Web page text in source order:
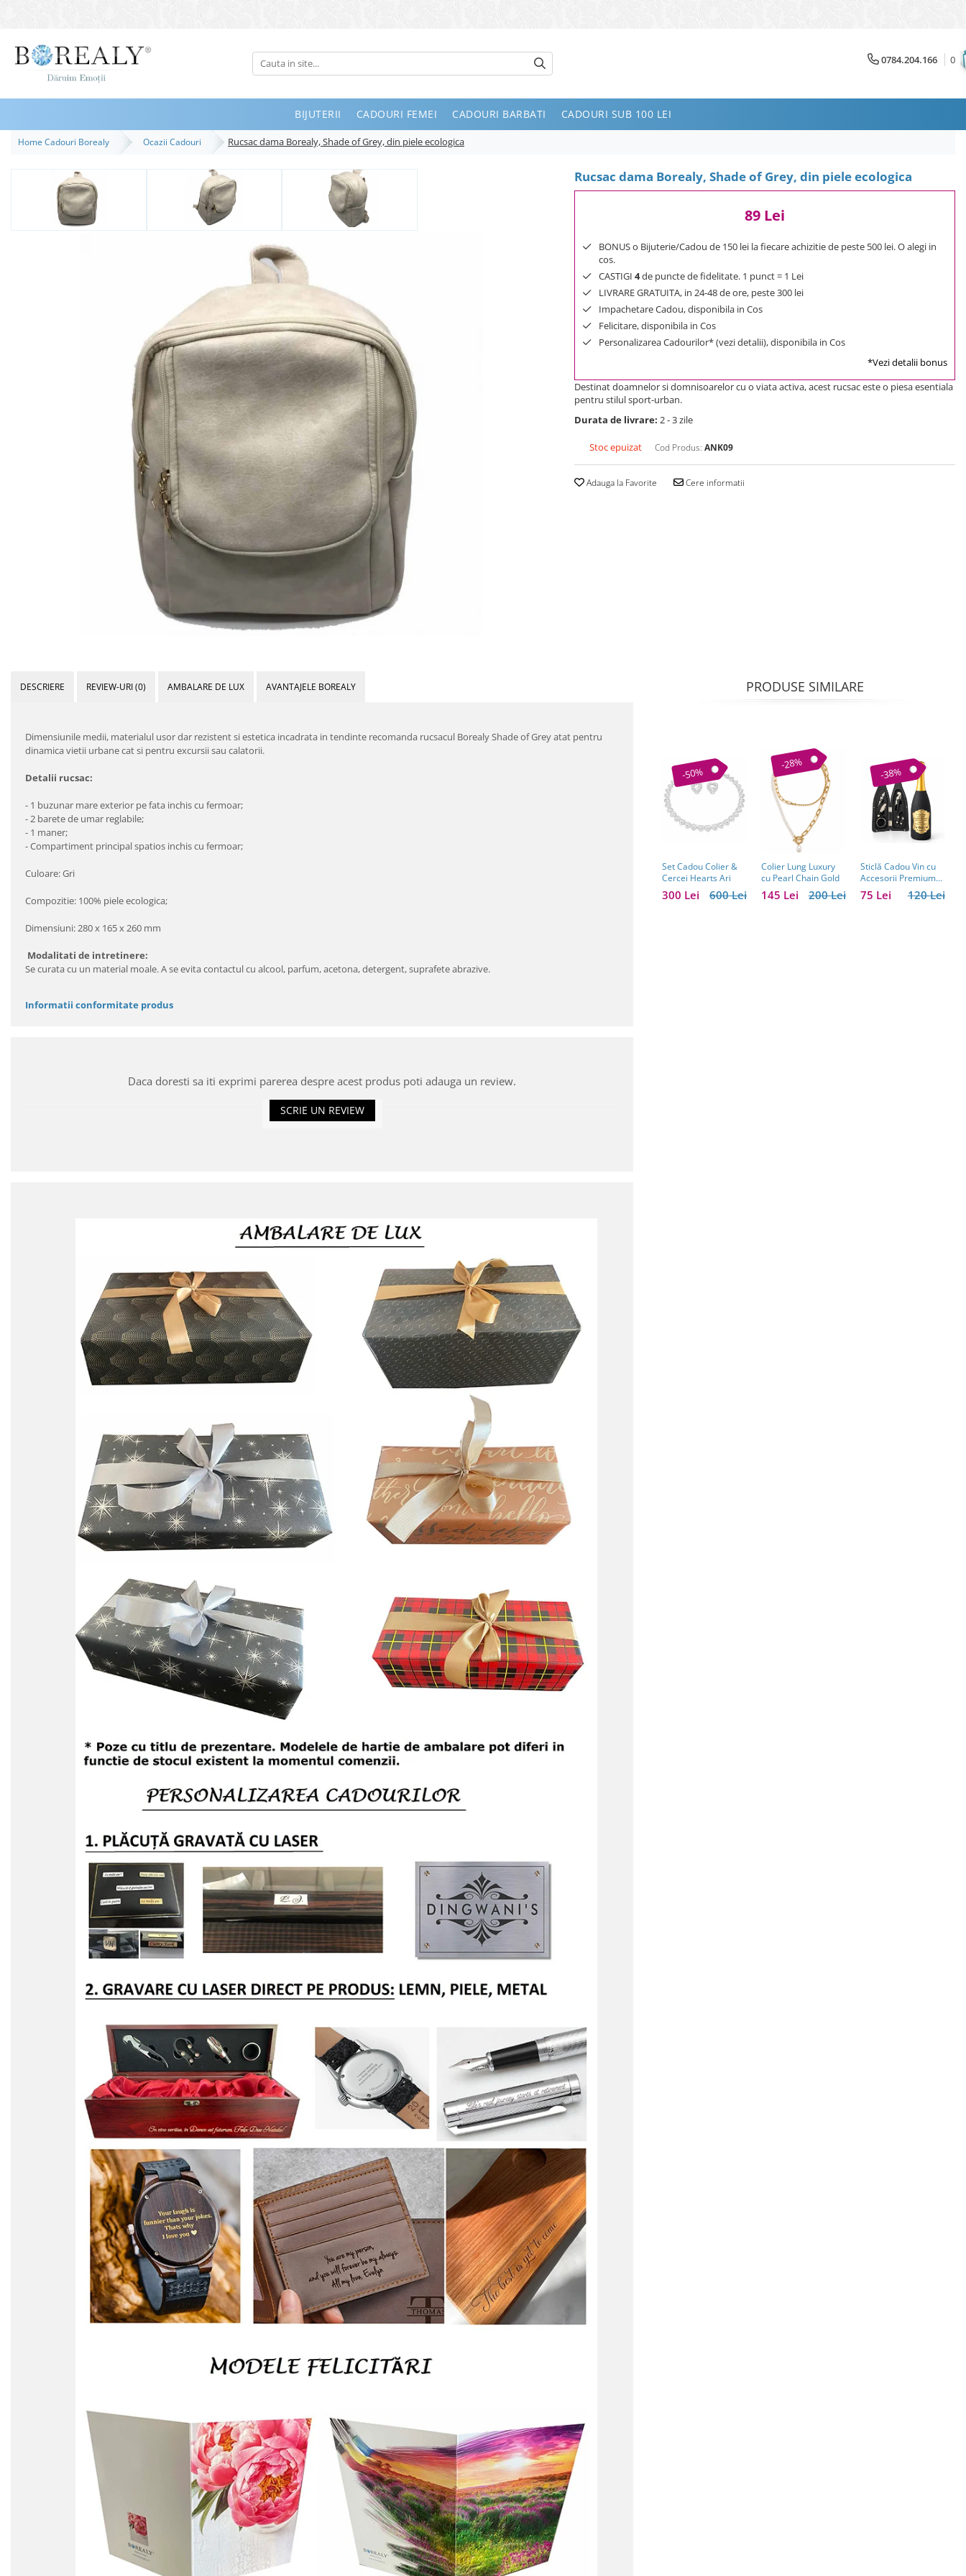
Bijuterii
Inele
Bratari
0784.204.166 0
BIJUTERII CADOURI FEMEI CADOURI BARBATI CADOURI SUB 100 LEI
Home Cadouri Borealy Ocazii Cadouri Rucsac dama Borealy, Shade of Grey, din piele ecologica
Rucsac dama Borealy, Shade of Grey, din piele ecologica
89 Lei
BONUS o Bijuterie/Cadou de 150 lei la fiecare achizitie de peste 500 lei. O alegi in
cos.
CASTIGI 4de puncte de fidelitate. 1 punct = 1 Lei
LIVRARE GRATUITA, in 24-48 de ore, peste 300 lei
Impachetare Cadou, disponibila in Cos
Felicitare, disponibila in Cos
Personalizarea Cadourilor* (vezi detalii), disponibila in Cos
*Vezi detalii bonus
Destinat doamnelor si domnisoarelor cu o viata activa, acest rucsac este o piesa esentiala
pentru stilul sport-urban.
Durata de livrare: 2 - 3 zile
Stoc epuizat Cod Produs: ANK09
Adauga la Favorite Cere informatii
DESCRIERE REVIEW-URI(0) AMBALARE DE LUX AVANTAJELE BOREALY
Dimensiunile medii, materialul usor dar rezistent si estetica incadrata in tendinte recomanda rucsacul Borealy Shade of Grey atat pentru
dinamica vietii urbane cat si pentru excursii sau calatorii.
Detalii rucsac:
- 1 buzunar mare exterior pe fata inchis cu fermoar;
- 2 barete de umar reglabile;
- 1 maner;
- Compartiment principal spatios inchis cu fermoar;
Culoare: Gri
Compozitie: 100% piele ecologica;
Dimensiuni: 280 x 165 x 260 mm
Modalitati de intretinere:
Se curata cu un material moale. A se evita contactul cu alcool, parfum, acetona, detergent, suprafete abrazive.
Informatii conformitate produs
Daca doresti sa iti exprimi parerea despre acest produs poti adauga un review.
SCRIE UN REVIEW
PRODUSE SIMILARE
-50%
Set Cadou Colier &
Cercei Hearts Ari
600 Lei
300 Lei
-28%
Colier Lung Luxury
cu Pearl Chain Gold
200 Lei
145 Lei
-38%
Sticlă Cadou Vin cu
Accesorii Premium
Personalizată – Set
Elegant pentru120 Lei
75 Lei